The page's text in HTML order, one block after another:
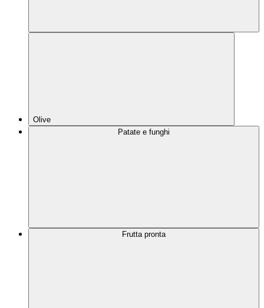
Olive
Patate e funghi
Frutta pronta